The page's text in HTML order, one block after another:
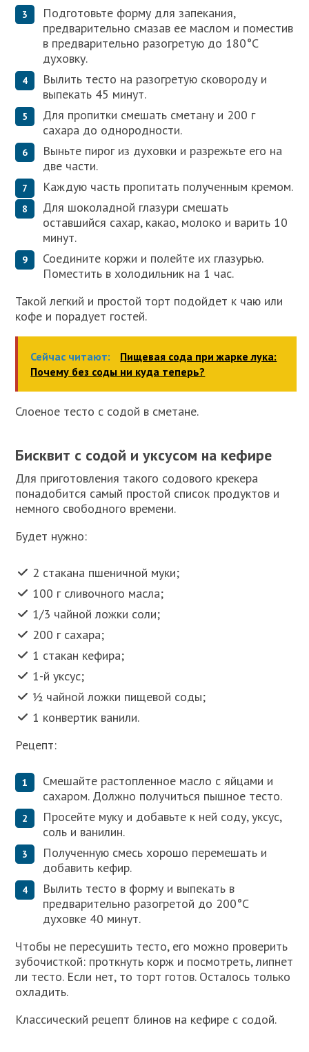
Подготовьте форму для запекания,
предварительно смазав ее маслом и поместив
в предварительно разогретую до 180°С
духовку.
Вылить тесто на разогретую сковороду и
выпекать 45 минут.
Для пропитки смешать сметану и 200 г
сахара до однородности.
Выньте пирог из духовки и разрежьте его на
две части.
Каждую часть пропитать полученным кремом.
Для шоколадной глазури смешать
оставшийся сахар, какао, молоко и варить 10
минут.
Соедините коржи и полейте их глазурью.
Поместить в холодильник на 1 час.
Такой легкий и простой торт подойдет к чаю или
кофе и порадует гостей.
Сейчас читают:
Пищевая сода при жарке лука:
Почему без соды ни куда теперь?
Слоеное тесто с содой в сметане.
Бисквит с содой и уксусом на кефире
Для приготовления такого содового крекера
понадобится самый простой список продуктов и
немного свободного времени.
Будет нужно:
2 стакана пшеничной муки;
100 г сливочного масла;
1/3 чайной ложки соли;
200 г сахара;
1 стакан кефира;
1-й уксус;
½ чайной ложки пищевой соды;
1 конвертик ванили.
Рецепт:
Смешайте растопленное масло с яйцами и
сахаром. Должно получиться пышное тесто.
Просейте муку и добавьте к ней соду, уксус,
соль и ванилин.
Полученную смесь хорошо перемешать и
добавить кефир.
Вылить тесто в форму и выпекать в
предварительно разогретой до 200°C
духовке 40 минут.
Чтобы не пересушить тесто, его можно проверить
зубочисткой: проткнуть корж и посмотреть, липнет
ли тесто. Если нет, то торт готов. Осталось только
охладить.
Классический рецепт блинов на кефире с содой.